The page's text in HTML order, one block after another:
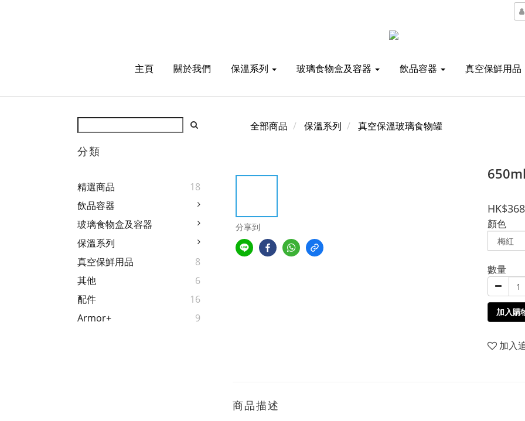
主頁 關於我們 保溫系列 玻璃食物盒及容器 飲品容器 真空保鮮用品
分類
精選商品
18
飲品容器
玻璃食物盒及容器
保溫系列
真空保鮮用品
8
其他
6
配件
16
Armor+
9
全部商品 保溫系列 真空保溫玻璃食物罐
分享到 顏色
數量
加入購
加入
商品描述